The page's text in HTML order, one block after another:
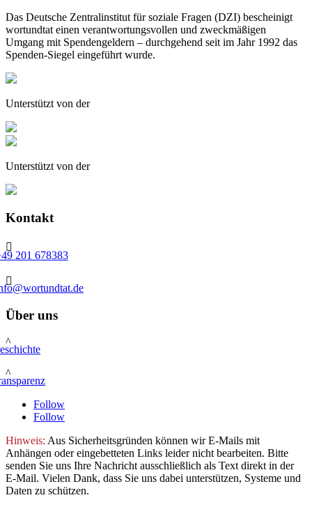
Das Deutsche Zentralinstitut für soziale Fragen (DZI) bescheinigt
wortundtat einen verantwortungsvollen und zweckmäßigen
Umgang mit Spendengeldern – durchgehend seit im Jahr 1992 das
Spenden-Siegel eingeführt wurde.
Unterstützt von der
Unterstützt von der
Kontakt

201 678383

Über uns
^
^
Follow
Follow
Hinweis: Aus Sicherheitsgründen können wir E-Mails mit
Anhängen oder eingebetteten Links leider nicht bearbeiten. Bitte
senden Sie uns Ihre Nachricht ausschließlich als Text direkt in der
E-Mail. Vielen Dank, dass Sie uns dabei unterstützen, Systeme und
Daten zu schützen.